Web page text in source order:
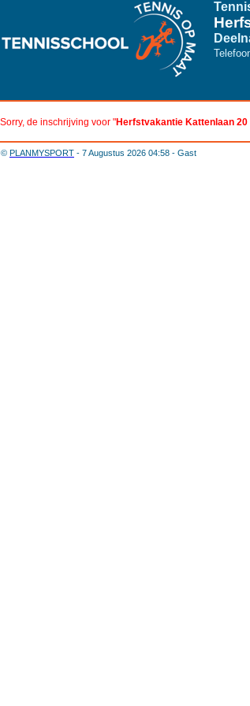
Sorry, de inschrijving voor "Herfstvakantie Kattenlaan
© PLANMYSPORT - 7 Augustus 2026 04:58 - Gast